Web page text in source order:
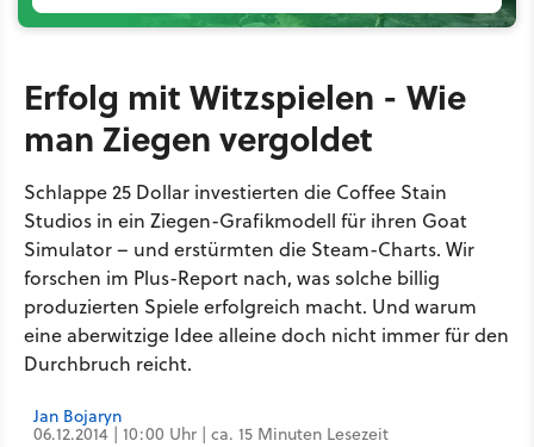
Erfolg mit Witzspielen - Wie
man Ziegen vergoldet
Schlappe 25 Dollar investierten die Coffee Stain
Studios in ein Ziegen-Grafikmodell für ihren Goat
Simulator – und erstürmten die Steam-Charts. Wir
forschen im Plus-Report nach, was solche billig
produzierten Spiele erfolgreich macht. Und warum
eine aberwitzige Idee alleine doch nicht immer für den
Durchbruch reicht.
Jan Bojaryn
06.12.2014 | 10:00 Uhr | ca. 15 Minuten Lesezeit